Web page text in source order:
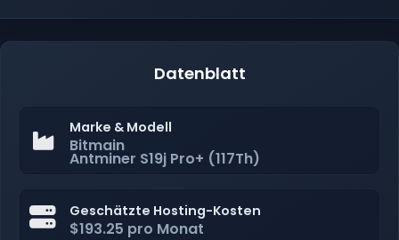
Datenblatt
Marke & Modell
Bitmain
Antminer S19j Pro+ (117Th)
Geschätzte Hosting-Kosten
$193.25 pro Monat